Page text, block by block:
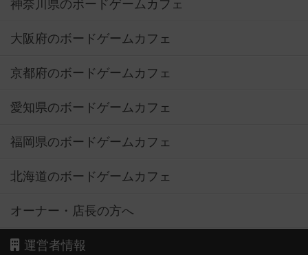
神奈川県のボードゲームカフェ
大阪府のボードゲームカフェ
京都府のボードゲームカフェ
愛知県のボードゲームカフェ
福岡県のボードゲームカフェ
北海道のボードゲームカフェ
オーナー・店長の方へ
運営者情報